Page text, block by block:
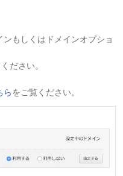
ンもしくはドメインオプショ
ださい。
らをご覧ください。